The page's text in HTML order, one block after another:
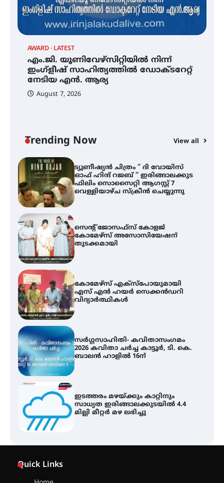
AWARD LATEST
എം.ജി. യൂണിവേഴ്‌സിറ്റിയിൽ നിന്ന്
ഇംഗ്ളീഷ് സാഹിത്യത്തിൽ ഡോക്ടറേറ്റ്
നേടിയ എൻ. ആര്യ
August 7, 2026
Trending Now View all
ഇടത്തരം മഴയ്ക്കും കാറ്റിനും
സാധ്യത ഇരിങ്ങാലക്കുടയിൽ 4.4
മില്ലി മീറ്റർ മഴ ലഭിച്ചു
എം.ജി. യൂണിവേഴ്‌സിറ്റിയിൽ നിന്ന്
ഇംഗ്ളീഷ് സാഹിത്യത്തിൽ
ഡോക്ടറേറ്റ് നേടിയ എൻ. ആര്യ
വെള്ളിയാഴ്ച സ്‌ക്രീൻ ചെയ്യുന്നു
സെന്റ് ജോസഫ്സ് കോളജ്
കോമേഴ്‌സ് അസോസിയേഷന്
തുടക്കമായി
കോമേഴ്സ് എക്സ്പോയുമായി
എസ് എൻ ഹയർ സെക്കൻഡറി
വിദ്യാർത്ഥികൾ
സർഗ്ഗസാഹിതി- കവിതാസംഗമം
2026 കവിതാ ചർച്ച കാട്ടൂർ, ടി. കെ.
ബാലൻ ഹാളിൽ 16ന്
ഇടത്തരം മഴയ്ക്കും കാറ്റിനും
സാധ്യത ഇരിങ്ങാലക്കുടയിൽ 4.4
മില്ലി മീറ്റർ മഴ ലഭിച്ചു
എം.ജി. യൂണിവേഴ്‌സിറ്റിയിൽ നിന്ന്
ഇംഗ്ളീഷ് സാഹിത്യത്തിൽ
ഡോക്ടറേറ്റ് നേടിയ എൻ. ആര്യ
Quick Links